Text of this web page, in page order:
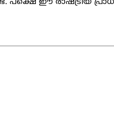
പക്ഷെ ഈ രാഷ്ട്രീയ